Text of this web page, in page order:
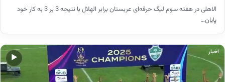
الاهلی در هفته سوم لیگ حرفه‌ای عربستان برابر الهلال با نتیجه 3 بر 3 به کار خود
پایان…
▶
اخبار